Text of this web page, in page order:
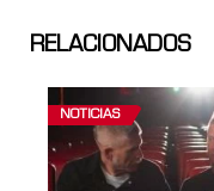
RELACIONADOS
NOTICIAS